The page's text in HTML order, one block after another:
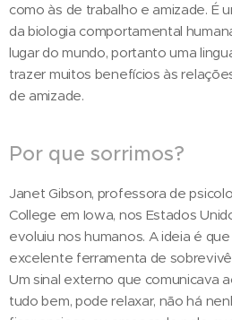
como às de trabalho e amizade. É
da biologia comportamental
lugar do mundo, portanto uma
trazer muitos benefícios às
de amizade.
Por que sorrimos?
Janet Gibson, professora de
College em Iowa, nos Estados
evoluiu nos humanos. A ideia é
excelente ferramenta de
Um sinal externo que comunicava
tudo bem, pode relaxar, não há